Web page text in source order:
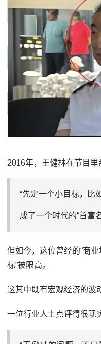
2016年，王健林在节目
“先定一个小目标，比
成了一个时代的“首富名
但如今，这位曾经的“商
标”被限高。
这其中既有宏观经济的波
一位行业人士点评得很现